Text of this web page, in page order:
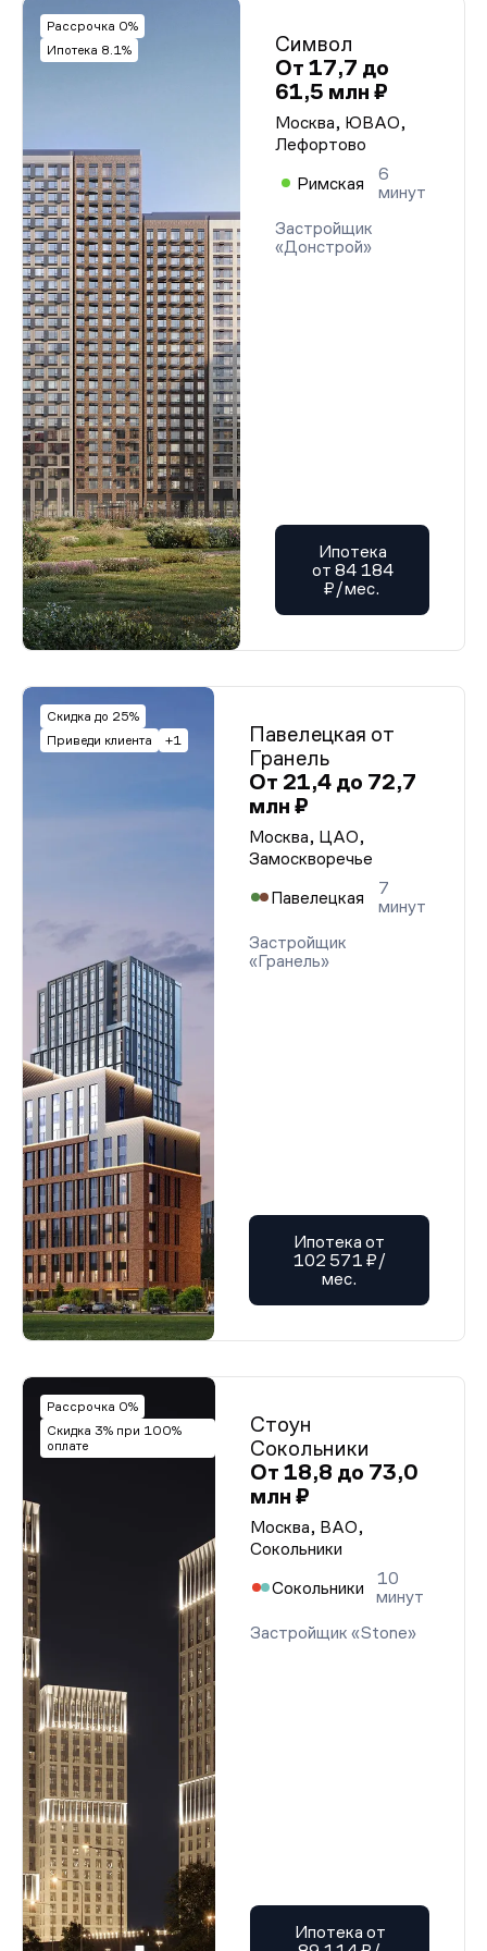
Рассрочка 0%
Ипотека 8.1%
Символ
От 17,7 до
61,5 млн ₽
Москва, ЮВАО,
Лефортово
Римская
6
минут
Застройщик
«Донстрой»
Ипотека
от 84 184
₽/мес.
Скидка до 25%
Приведи клиента
+1
Павелецкая от
Гранель
От 21,4 до 72,7
млн ₽
Москва, ЦАО,
Замоскворечье
Павелецкая
7
минут
Застройщик
«Гранель»
Ипотека от
102 571 ₽/
мес.
Рассрочка 0%
Скидка 3% при 100%
оплате
Стоун
Сокольники
От 18,8 до 73,0
млн ₽
Москва, ВАО,
Сокольники
Сокольники
10
минут
Застройщик «Stone»
Ипотека от